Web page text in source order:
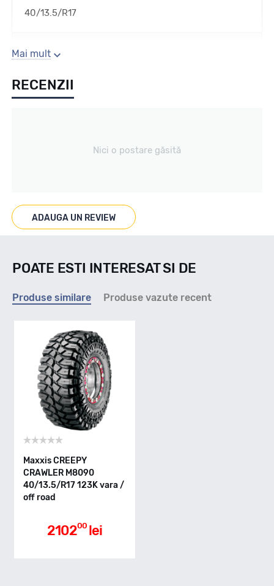
40/13.5/R17
Sezon
Vara / Off Road
Marcaje
Indice greutate
123
Clasa de eficienta
Aderenta pe carosabil ud
Mai mult
RECENZII
Nici o postare găsită
ADAUGA UN REVIEW
POATE ESTI INTERESAT SI DE
Produse similare Produse vazute recent
Maxxis CREEPY
CRAWLER M8090
40/13.5/R17 123K vara /
off road
210200 lei